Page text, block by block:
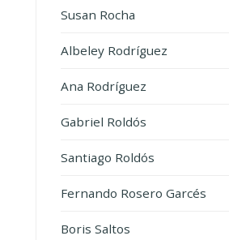
Susan Rocha
Albeley Rodríguez
Ana Rodríguez
Gabriel Roldós
Santiago Roldós
Fernando Rosero Garcés
Boris Saltos